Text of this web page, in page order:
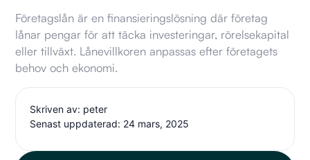
Företagslån är en finansieringslösning där företag
lånar pengar för att täcka investeringar, rörelsekapital
eller tillväxt. Lånevillkoren anpassas efter företagets
behov och ekonomi.
Skriven av: peter
Senast uppdaterad: 24 mars, 2025